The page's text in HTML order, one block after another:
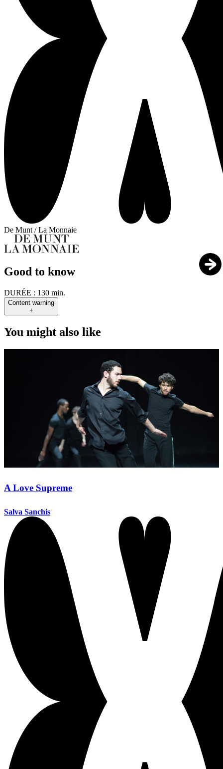
De Munt / La Monnaie
Good to know
DURÉE : 130 min.
Content warning
+
You might also like
A Love Supreme
Salva Sanchis